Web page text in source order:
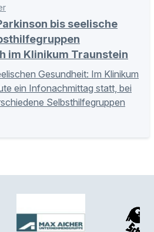
bis seelische
im Klinikum Traunstein
Gesundheit: Im Klinikum
ein Infonachmittag statt, bei
Selbsthilfegruppen